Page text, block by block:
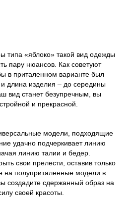
типа «яблоко» такой вид одежды
пару нюансов. Как советуют
в приталенном варианте был
длина изделия – до середины
вид станет безупречным, вы
и прекрасной.
модели, подходящие
удачно подчеркивает линию
линию талии и бедер.
свои прелести, оставив только
на полуприталенные модели в
создадите сдержанный образ на
своей красоты.